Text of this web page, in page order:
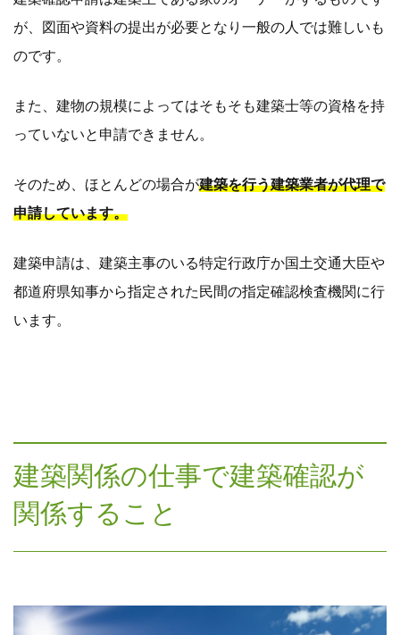
が、図面や資料の提出が必要となり一般の人では難しいも
のです。
また、建物の規模によってはそもそも建築士等の資格を持
っていないと申請できません。
そのため、ほとんどの場合が建築を行う建築業者が代理で
申請しています。
建築申請は、建築主事のいる特定行政庁か国土交通大臣や
都道府県知事から指定された民間の指定確認検査機関に行
います。
建築関係の仕事で建築確認が
関係すること